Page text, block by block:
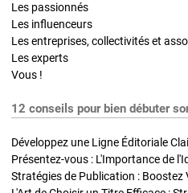
Les passionnés
Les influenceurs
Les entreprises, collectivités et
Les experts
Vous !
12 conseils pour bien débuter
Développez une Ligne Éditoriale
Présentez-vous : L'Importance de